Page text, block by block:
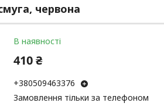
червона
В наявності
410 ₴
+380509463376
Замовлення тільки за телефоном